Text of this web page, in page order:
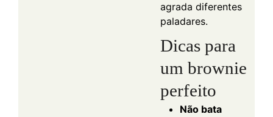
agrada diferentes
paladares.
Dicas para
um brownie
perfeito
Não bata